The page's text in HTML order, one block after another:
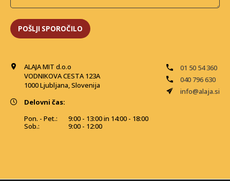
ALAJA MIT d.o.o
VODNIKOVA CESTA 123A
1000 Ljubljana, Slovenija
01 50 54 360
040 796 630
info@alaja.si
Delovni čas:
Pon. - Pet.:
Sob.:
9:00 - 13:00 in 14:00 - 18:00
9:00 - 12:00